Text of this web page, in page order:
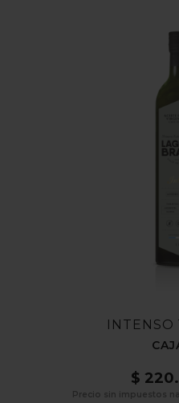
INTENSO
$
Precio sin impuestos